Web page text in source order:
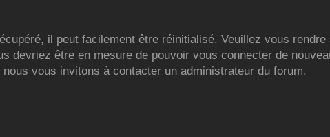
il peut facilement être réinitialisé. Veuillez vous
devriez être en mesure de pouvoir vous connecter de
vous invitons à contacter un administrateur du forum.